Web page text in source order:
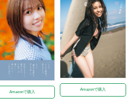
Amazonで購入
Amazonで購入